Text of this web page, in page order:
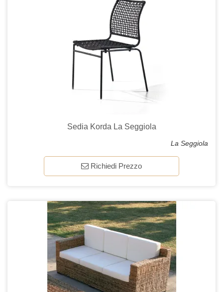
Sedia Korda La Seggiola
La Seggiola
Richiedi Prezzo